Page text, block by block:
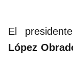
El
López